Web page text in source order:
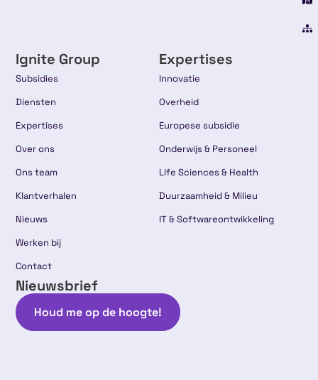
Ignite Group
Subsidies
Diensten
Expertises
Over ons
Ons team
Klantverhalen
Nieuws
Werken bij
Contact
Expertises
Innovatie
Overheid
Europese subsidie
Onderwijs & Personeel
Life Sciences & Health
Duurzaamheid & Milieu
IT & Softwareontwikkeling
Nieuwsbrief
Houd me op de hoogte!